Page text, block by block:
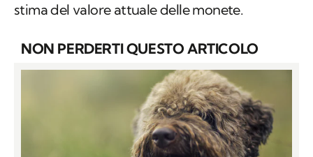
stima del valore attuale delle monete.
NON PERDERTI QUESTO ARTICOLO